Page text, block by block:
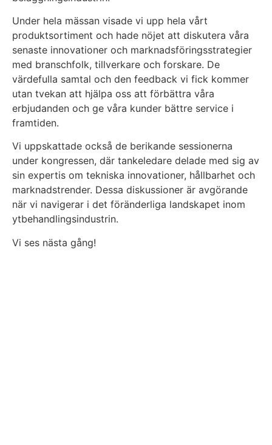
Under hela mässan visade vi upp hela vårt
produktsortiment och hade nöjet att diskutera våra
senaste innovationer och marknadsföringsstrategier
med branschfolk, tillverkare och forskare. De
värdefulla samtal och den feedback vi fick kommer
utan tvekan att hjälpa oss att förbättra våra
erbjudanden och ge våra kunder bättre service i
framtiden.
Vi uppskattade också de berikande sessionerna
under kongressen, där tankeledare delade med sig av
sin expertis om tekniska innovationer, hållbarhet och
marknadstrender. Dessa diskussioner är avgörande
när vi navigerar i det föränderliga landskapet inom
ytbehandlingsindustrin.
Vi ses nästa gång!